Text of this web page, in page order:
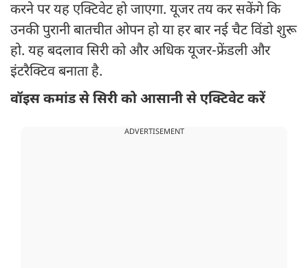
करने पर यह एक्टिवेट हो जाएगा. यूजर तय कर सकेंगे कि
उनकी पुरानी बातचीत ओपन हो या हर बार नई चैट विंडो शुरू
हो. यह बदलाव सिरी को और अधिक यूजर-फ्रेंडली और
इंटरैक्टिव बनाता है.
वॉइस कमांड से सिरी को आसानी से एक्टिवेट करें
ADVERTISEMENT